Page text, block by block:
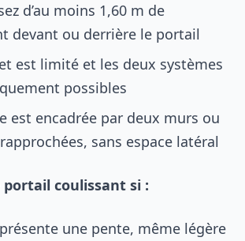
d’au moins 1,60 m de
devant ou derrière le portail
est limité et les deux systèmes
possibles
est encadrée par deux murs ou
sans espace latéral
coulissant si :
une pente, même légère